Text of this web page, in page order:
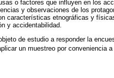
o factores que influyen en los
y observaciones de los
características etnográficas y
y accidentabilidad.
de estudio a responder la
un muestreo por conveniencia